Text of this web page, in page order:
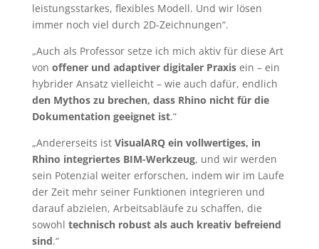
leistungsstarkes, flexibles Modell. Und wir lösen
immer noch viel durch 2D-Zeichnungen“.
„Auch als Professor setze ich mich aktiv für diese Art
von offener und adaptiver digitaler Praxisein – ein
hybrider Ansatz vielleicht – wie auch dafür, endlich
den Mythos zu brechen, dass Rhino nicht für die
Dokumentation geeignet ist.“
„Andererseits ist VisualARQ ein vollwertiges, in
Rhino integriertes BIM-Werkzeug, und wir werden
sein Potenzial weiter erforschen, indem wir im Laufe
der Zeit mehr seiner Funktionen integrieren und
darauf abzielen, Arbeitsabläufe zu schaffen, die
sowohl technisch robust als auch kreativ befreiend
sind.“